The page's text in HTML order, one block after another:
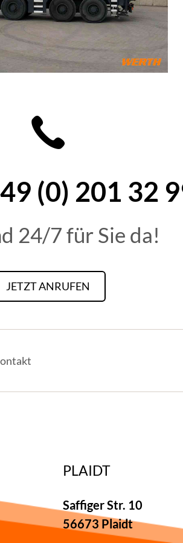
| © WERTH BERGUNG
m | © WERTH BERGUNG
(0) 201 32
24/7 für Sie da!
JETZT ANRUFEN
PLAIDT
Saffiger Str. 10
56673 Plaidt